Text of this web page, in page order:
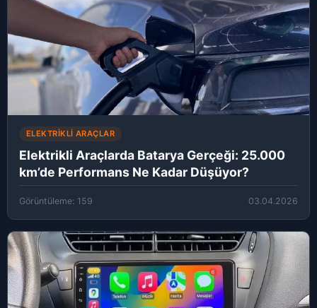
ELEKTRIKLI ARAÇLAR
Elektrikli Araçlarda Batarya Gerçeği: 25.000
km’de Performans Ne Kadar Düşüyor?
Görüntüleme: 159 03.04.2026